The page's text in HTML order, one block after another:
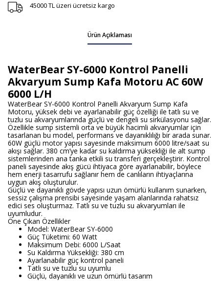
45000 TL üzeri ücretsiz kargo
Ürün Açıklaması
WaterBear SY-6000 Kontrol Panelli
Akvaryum Sump Kafa Motoru AC 60W
6000 L/H
WaterBear SY-6000 Kontrol Panelli Akvaryum Sump Kafa
Motoru, yüksek debi ve ayarlanabilir güç özelliği ile tatlı su ve
tuzlu su akvaryumlarında güçlü ve dengeli su sirkülasyonu sağlar.
Özellikle sump sistemli orta ve büyük hacimli akvaryumlar için
tasarlanan bu model, performans ve dayanıklılığı bir arada sunar.
60W güçlü motor yapısı sayesinde maksimum 6000 litre/saat su
akışı sağlar. 380 cm’ye kadar su kaldırma yüksekliği ile alt sump
sistemlerinden ana tanka etkili su transferi gerçekleştirir. Kontrol
paneli sayesinde akış gücü ihtiyaca göre ayarlanabilir, böylece
hem enerji tasarrufu sağlanır hem de canlıların ihtiyaçlarına
uygun akış oluşturulur.
Güçlü ve dayanıklı gövde yapısı uzun ömürlü kullanım sunarken,
sessiz çalışma prensibi sayesinde yaşam alanlarında rahatsız
edici ses oluşturmaz. Tatlı su ve tuzlu su akvaryumları ile
uyumludur.
Öne Çıkan Özellikler
Model: WaterBear SY-6000
Güç Tüketimi: 60 Watt
Maksimum Debi: 6000 L/Saat
Su Kaldırma Yüksekliği: 380 cm
Ayarlanabilir güç kontrol paneli
Tatlı su ve tuzlu su uyumlu
Güçlü, dayanıklı ve uzun ömürlü tasarım